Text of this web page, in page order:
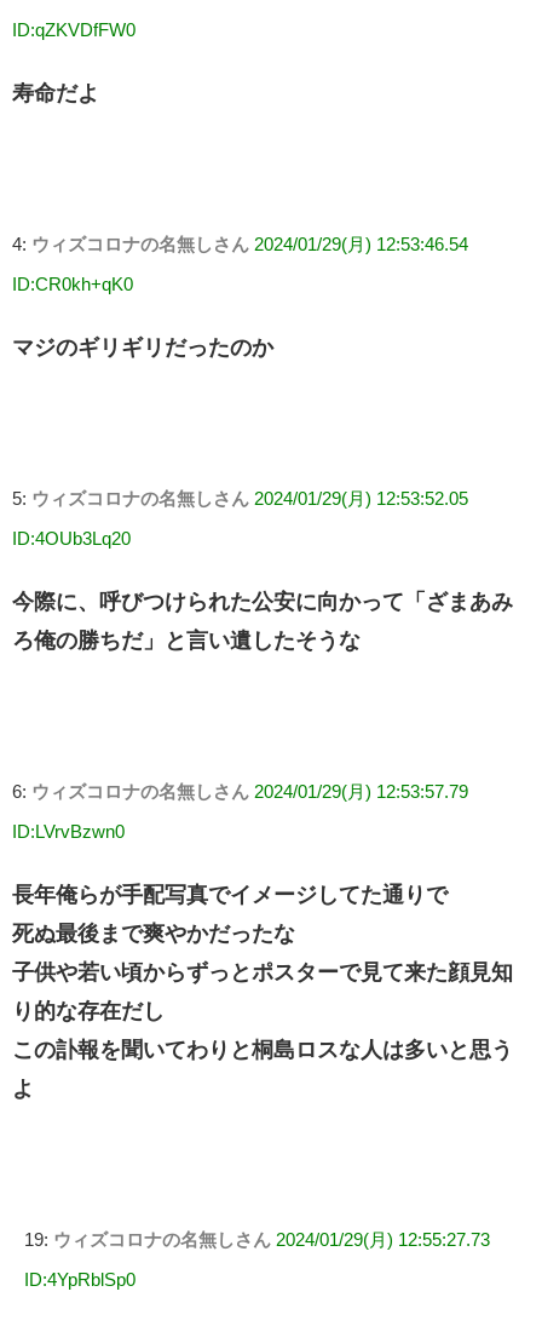
ID:qZKVDfFW0
寿命だよ
4: ウィズコロナの名無しさん 2024/01/29(月) 12:53:46.54
ID:CR0kh+qK0
マジのギリギリだったのか
5: ウィズコロナの名無しさん 2024/01/29(月) 12:53:52.05
ID:4OUb3Lq20
今際に、呼びつけられた公安に向かって「ざまあみ
ろ俺の勝ちだ」と言い遺したそうな
6: ウィズコロナの名無しさん 2024/01/29(月) 12:53:57.79
ID:LVrvBzwn0
長年俺らが手配写真でイメージしてた通りで
死ぬ最後まで爽やかだったな
子供や若い頃からずっとポスターで見て来た顔見知
り的な存在だし
この訃報を聞いてわりと桐島ロスな人は多いと思う
よ
19: ウィズコロナの名無しさん 2024/01/29(月) 12:55:27.73
ID:4YpRblSp0